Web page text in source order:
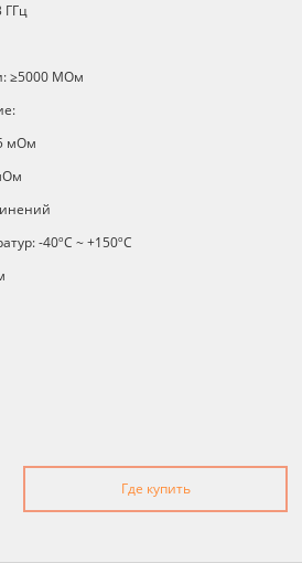
ГГц
≥5000 МОм
мОм
-40ºС ~ +150ºС
Где купить